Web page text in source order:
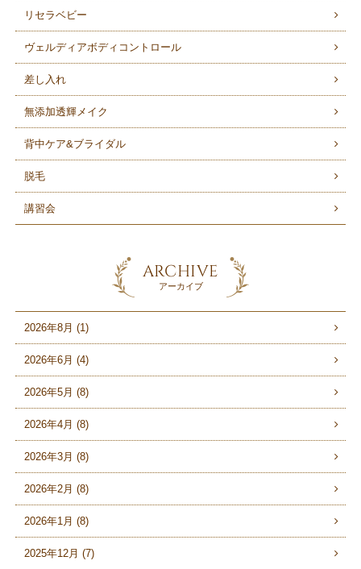
リセラベビー
ヴェルディアボディコントロール
差し入れ
無添加透輝メイク
背中ケア&ブライダル
脱毛
講習会
ARCHIVE
アーカイブ
2026年8月 (1)
2026年6月 (4)
2026年5月 (8)
2026年4月 (8)
2026年3月 (8)
2026年2月 (8)
2026年1月 (8)
2025年12月 (7)